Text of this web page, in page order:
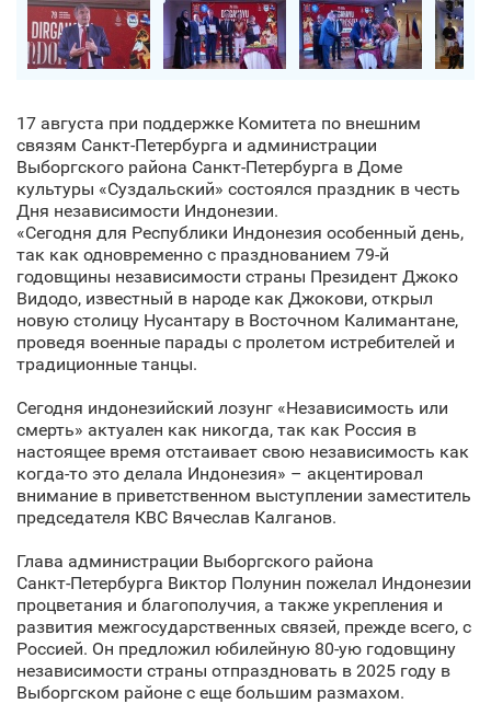
17 августа при поддержке Комитета по внешним
связям Санкт‑Петербурга и администрации
Выборгского района Санкт‑Петербурга в Доме
культуры «Суздальский» состоялся праздник в честь
Дня независимости Индонезии.
«Сегодня для Республики Индонезия особенный день,
так как одновременно с празднованием 79-й
годовщины независимости страны Президент Джоко
Видодо, известный в народе как Джокови, открыл
новую столицу Нусантару в Восточном Калимантане,
проведя военные парады с пролетом истребителей и
традиционные танцы.
Сегодня индонезийский лозунг «Независимость или
смерть» актуален как никогда, так как Россия в
настоящее время отстаивает свою независимость как
когда-то это делала Индонезия» – акцентировал
внимание в приветственном выступлении заместитель
председателя КВС Вячеслав Калганов.
Глава администрации Выборгского района
Санкт‑Петербурга Виктор Полунин пожелал Индонезии
процветания и благополучия, а также укрепления и
развития межгосударственных связей, прежде всего, с
Россией. Он предложил юбилейную 80-ую годовщину
независимости страны отпраздновать в 2025 году в
Выборгском районе с еще большим размахом.